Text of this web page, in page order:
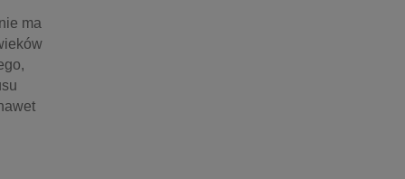
ma